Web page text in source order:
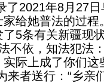
了2021年8月27
给她普法的过
5条有关新疆现
不依，知法犯法
际上成了你们
来者送行：“乡